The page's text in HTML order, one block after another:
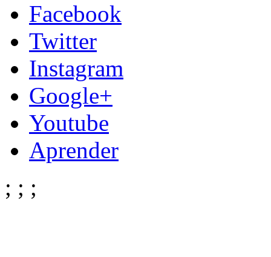
Facebook
Twitter
Instagram
Google+
Youtube
Aprender
; ; ;